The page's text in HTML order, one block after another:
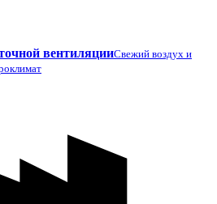
вентиляцииСвежий воздух и